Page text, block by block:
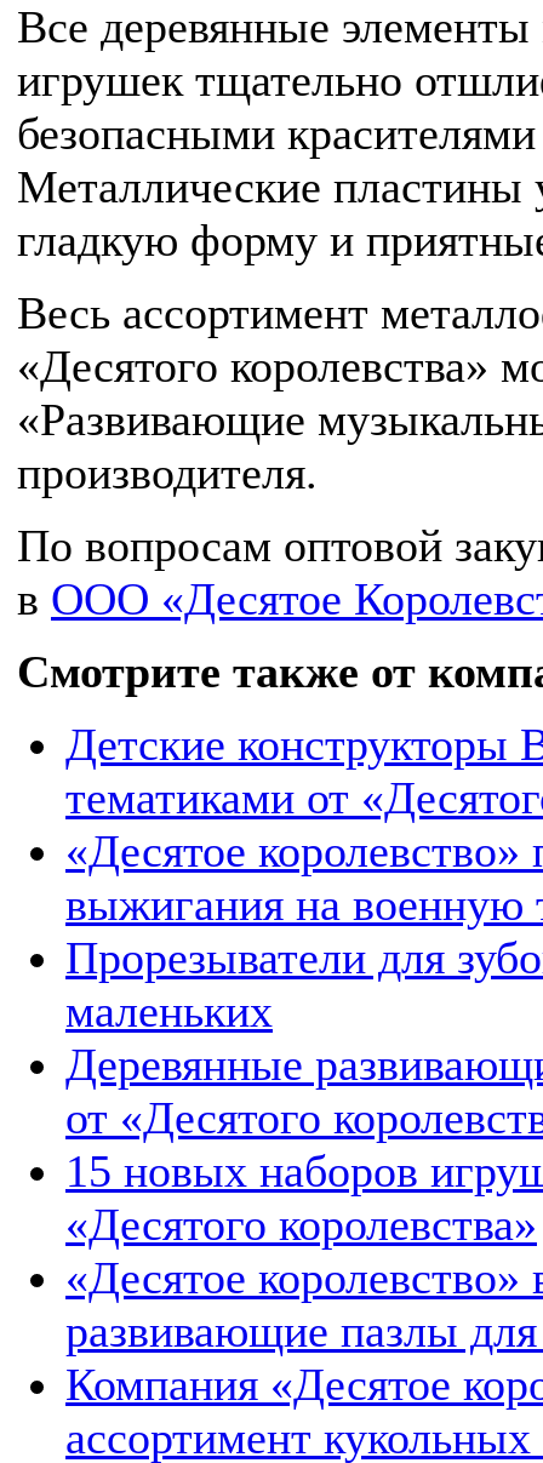
Все деревянные
игрушек тщательно
безопасными
Металлические
гладкую форму и
Весь ассортимент
«Десятого королевства»
«Развивающие
производителя.
По вопросам оптовой
в ООО «Десятое
Смотрите также от
Детские конструкторы
тематиками от
«Десятое
выжигания на военную
Прорезыватели для
маленьких
Деревянные
от «Десятого
15 новых наборов
«Десятого королевства»
«Десятое
развивающие пазлы для
Компания «Десятое
ассортимент кукольных